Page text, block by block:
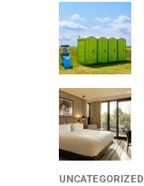
UNCATEGORIZED